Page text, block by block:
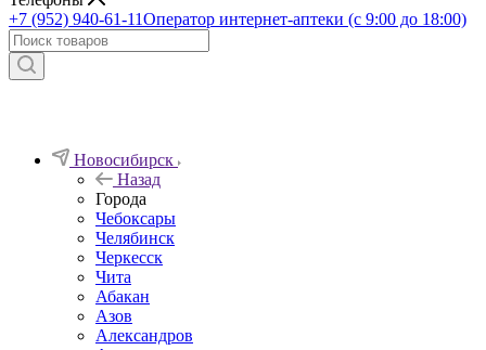
+7 (952) 940-61-11Оператор интернет-аптеки (с 9:00 до 18:00)
Новосибирск
Назад
Города
Чебоксары
Челябинск
Черкесск
Чита
Абакан
Азов
Александров